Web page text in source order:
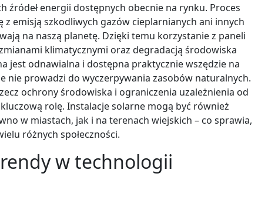
źródeł energii dostępnych obecnie na rynku. Proces
z emisją szkodliwych gazów cieplarnianych ani innych
na naszą planetę. Dzięki temu korzystanie z paneli
klimatycznymi oraz degradacją środowiska
jest odnawialna i dostępna praktycznie wszędzie na
nie prowadzi do wyczerpywania zasobów naturalnych.
ochrony środowiska i ograniczenia uzależnienia od
rolę. Instalacje solarne mogą być również
w miastach, jak i na terenach wiejskich – co sprawia,
różnych społeczności.
w technologii